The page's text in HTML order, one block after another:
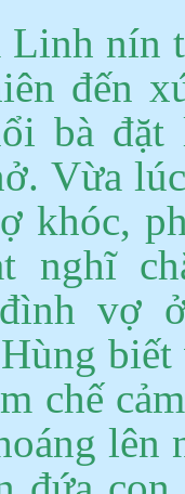
Linh nín
đến
bà
Vừa
khóc,
nghĩ
vợ
Hùng
chế
lên